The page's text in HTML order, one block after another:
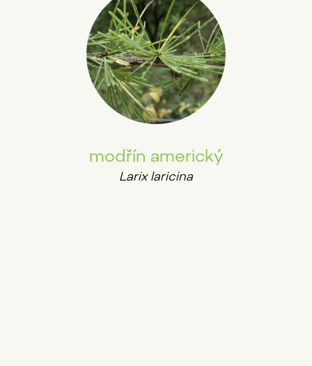
modřín americký
Larix laricina